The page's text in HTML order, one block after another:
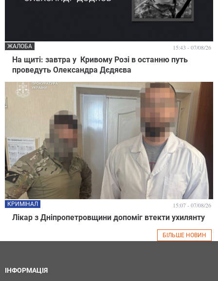
На щиті: завтра у Кривому Розі в останню путь
проведуть Олександра Дєдяєва
ЖАЛОБА 15:43 - 07/08/26
Лікар з Дніпропетровщини допоміг втекти ухилянту
КРИМІНАЛ 15:07 - 07/08/26
БІЛЬШЕ НОВИН
ІНФОРМАЦІЯ